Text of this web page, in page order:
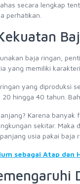
secara lengkap
perhatikan.
baja ringan,
yang memiliki
yang diproduksi
hingga 40 tahun.
Karena
sekitar.
usia pakai baja
sebagai Atap dan